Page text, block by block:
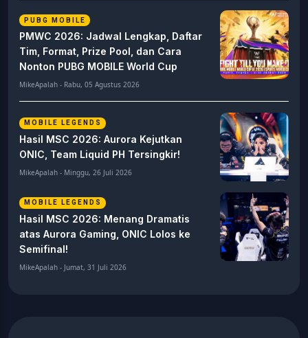
PUBG MOBILE
PMWC 2026: Jadwal Lengkap, Daftar
Tim, Format, Prize Pool, dan Cara
Nonton PUBG MOBILE World Cup
MikeApalah - Rabu, 05 Agustus 2026
MOBILE LEGENDS
Hasil MSC 2026: Aurora Kejutkan
ONIC, Team Liquid PH Tersingkir!
MikeApalah - Minggu, 26 Juli 2026
MOBILE LEGENDS
Hasil MSC 2026: Menang Dramatis
atas Aurora Gaming, ONIC Lolos ke
Semifinal!
MikeApalah - Jumat, 31 Juli 2026